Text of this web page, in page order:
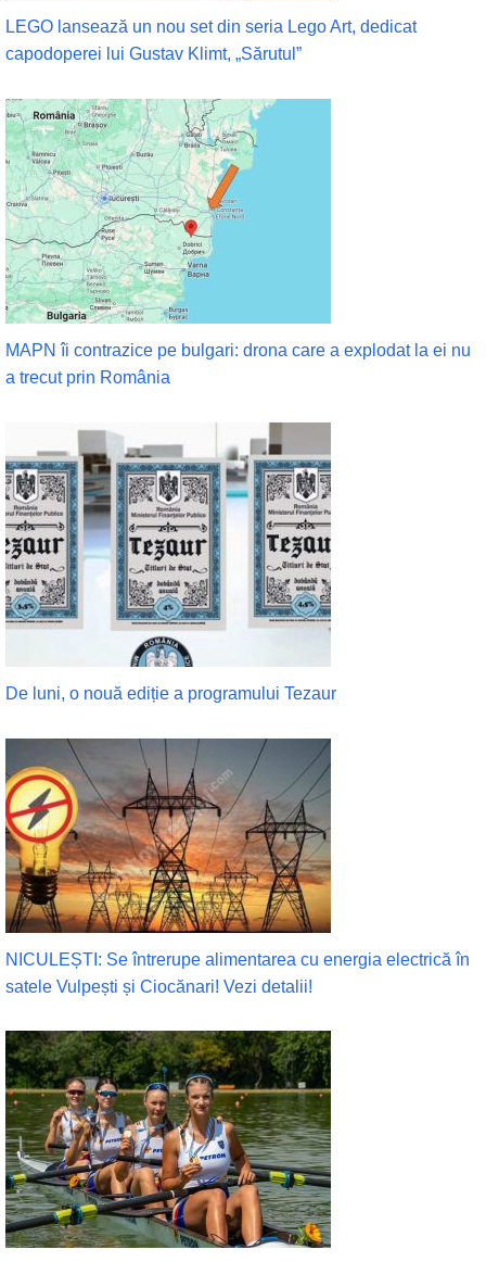
LEGO lansează un nou set din seria Lego Art, dedicat
capodoperei lui Gustav Klimt, „Sărutul”
MAPN îi contrazice pe bulgari: drona care a explodat la ei nu
a trecut prin România
De luni, o nouă ediție a programului Tezaur
NICULEȘTI: Se întrerupe alimentarea cu energia electrică în
satele Vulpești și Ciocănari! Vezi detalii!